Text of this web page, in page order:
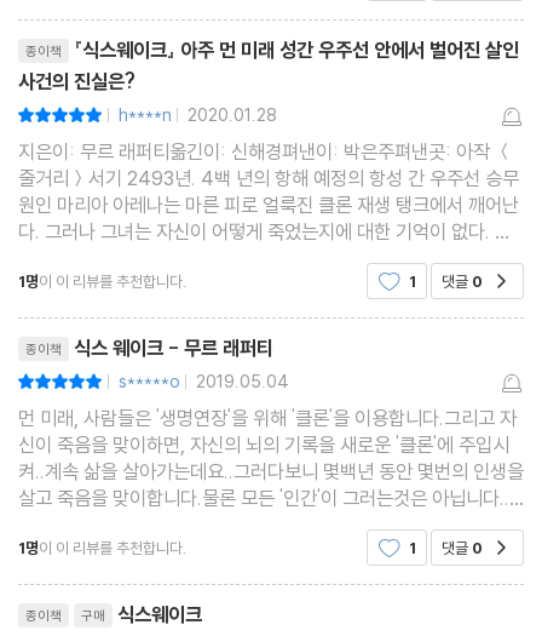
29 신뢰
30 소원을 빌 때는 조심해
31 히로의 사연
제5부 / 다섯 번째 깨어남?삶을 축하하다
32 연결
제6부 / 여섯 번째 깨어남?미노루 다카하시
34 데우스 엑스 베베
종이책
『식스웨이크』 아주 먼 미래 성간 우주선 안에서 벌어진 살인
사건의 진실은?
| h****n | 2020.01.28
지은이: 무르 래퍼티옮긴이: 신해경펴낸이: 박은주펴낸곳: 아작 ＜
줄거리＞서기 2493년. 4백 년의 항해 예정의 항성 간 우주선 승무
원인 마리아 아레나는 마른 피로 얼룩진 클론 재생 탱크에서 깨어난
다. 그러나 그녀는 자신이 어떻게 죽었는지에 대한 기억이 없다. 이
런 상황은 있어서는 안되는 일이었다. 하지만 곧 마리아는 새로 깨어
난 클론이 자기 뿐만 아니라 여섯 명 승무원 전원
1명이 이 리뷰를 추천합니다. 1 댓글 0
종이책 식스 웨이크 - 무르 래퍼티
| s*****o | 2019.05.04
먼 미래, 사람들은 '생명연장'을 위해 '클론'을 이용합니다.그리고 자
신이 죽음을 맞이하면, 자신의 뇌의 기록을 새로운 '클론'에 주입시
켜..계속 삶을 살아가는데요..그러다보니 몇백년 동안 몇번의 인생을
살고 죽음을 맞이합니다.물론 모든 '인간'이 그러는것은 아닙니다..
그리고 법적으로 젊은 '클론'이 되고 싶어 자살을 하거나..'클론'을 여
러개 가지게 되는 경우는 '불법'으로 체
1명이 이 리뷰를 추천합니다. 1 댓글 0
종이책 구매 식스웨이크